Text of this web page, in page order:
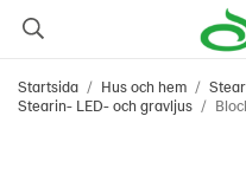
Startsida / Hus och hem /
Stearin- LED- och gravljus /